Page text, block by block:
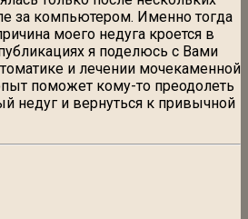
за компьютером. Именно тогда
моего недуга кроется в
я поделюсь с Вами
и лечении мочекаменной
поможет кому-то преодолеть
недуг и вернуться к привычной